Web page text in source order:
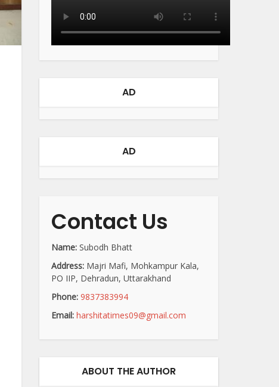
AD
AD
Contact Us
Name: Subodh Bhatt
Address: Majri Mafi, Mohkampur Kala,
PO IIP, Dehradun, Uttarakhand
Phone: 9837383994
Email: harshitatimes09@gmail.com
ABOUT THE AUTHOR